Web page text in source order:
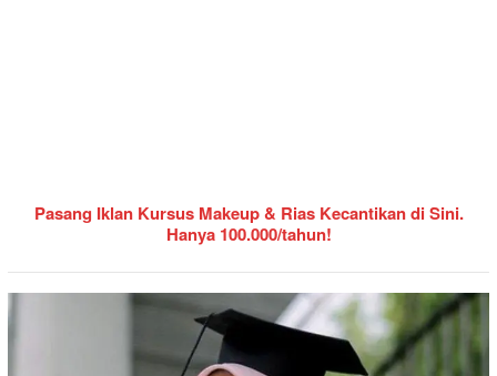
Pasang Iklan Kursus Makeup & Rias Kecantikan di Sini.
Hanya 100.000/tahun!